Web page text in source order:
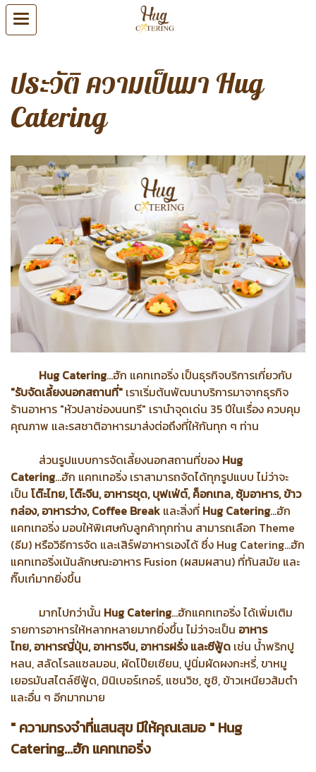
ประวัติ ความเป็นมา Hug
Catering
Hug Catering...ฮัก แคทเทอริ่ง เป็นธุรกิจบริการเกี่ยวกับ
"รับจัดเลี้ยงนอกสถานที่" เราเริ่มต้นพัฒนาบริการมาจากธุรกิจ
ร้านอาหาร "หัวปลาช่องนนทรี" เรานำจุดเด่น 35 ปีในเรื่อง ควบคุม
คุณภาพ และรสชาติอาหารมาส่งต่อถึงที่ให้กันทุก ๆ ท่าน
ส่วนรูปแบบการจัดเลี้ยงนอกสถานที่ของ Hug
Catering...ฮัก แคทเทอริ่ง เราสามารถจัดได้ทุกรูปแบบ ไม่ว่าจะ
เป็น โต๊ะไทย, โต๊ะจีน, อาหารชุด, บุฟเฟ่ต์, ค็อกเทล, ซุ้มอาหาร, ข้าว
กล่อง, อาหารว่าง,Coffee Break และสิ่งที่ Hug Catering...ฮัก
แคทเทอริ่ง มอบให้พิเศษกับลูกค้าทุกท่าน สามารถเลือก Theme
(ธีม) หรือวิธีการจัด และเสิร์ฟอาหารเองได้ ซึ่ง Hug Catering...ฮัก
แคทเทอริ่งเน้นลักษณะอาหาร Fusion (ผสมผสาน) ที่ทันสมัย และ
กิ๊บเก๋มากยิ่งขึ้น
มากไปกว่านั้น Hug Catering...ฮักแคทเทอริ่ง ได้เพิ่มเติม
รายการอาหารให้หลากหลายมากยิ่งขึ้น ไม่ว่าจะเป็น อาหาร
ไทย,อาหารญี่ปุ่น, อาหารจีน, อาหารฝรั่ง และซีฟู้ด เช่น น้ำพริกปู
หลน, สลัดโรลแซลมอน, ผัดโป๊ยเซียน, ปูนิ่มผัดผงกะหรี่, ขาหมู
เยอรมันสไตล์ซีฟู้ด, มินิเบอร์เกอร์, แซนวิช, ซูชิ, ข้าวเหนียวส้มตำ
และอื่น ๆ อีกมากมาย
" ความทรงจำที่แสนสุข มีให้คุณเสมอ " Hug
Catering...ฮัก แคทเทอริ่ง